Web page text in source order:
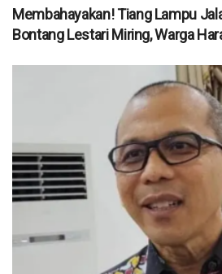
Membahayakan! Tiang Lampu
Bontang Lestari Miring, Warga